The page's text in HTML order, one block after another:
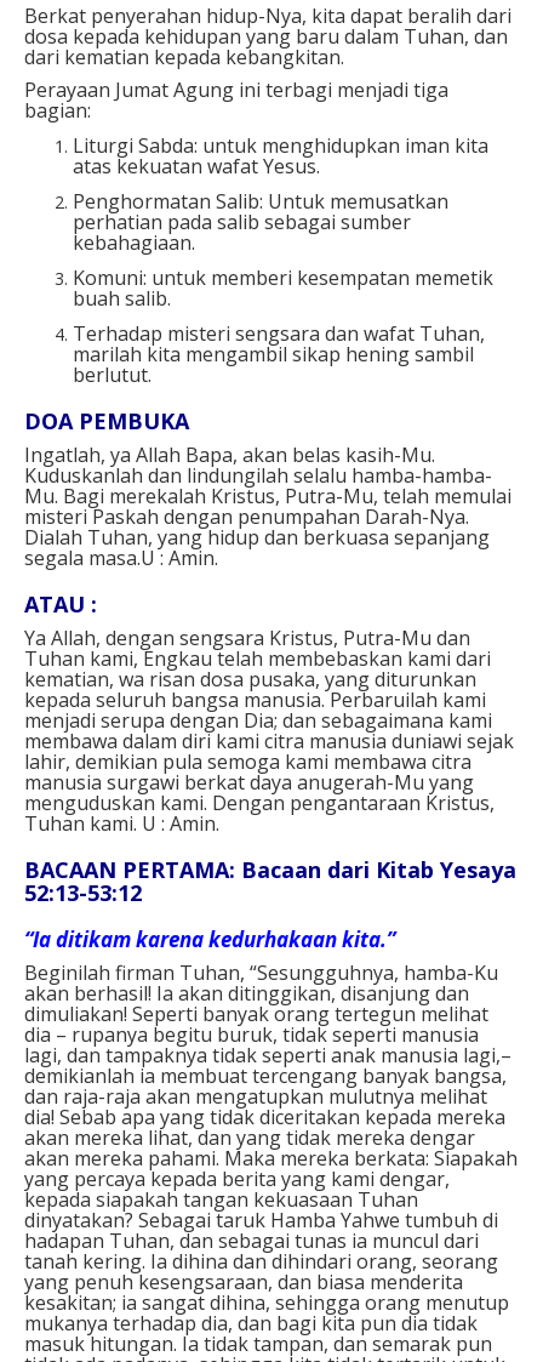
Berkat penyerahan hidup-Nya, kita dapat beralih dari
dosa kepada kehidupan yang baru dalam Tuhan, dan
dari kematian kepada kebangkitan.
Perayaan Jumat Agung ini terbagi menjadi tiga
bagian:
Liturgi Sabda: untuk menghidupkan iman kita
atas kekuatan wafat Yesus.
Penghormatan Salib: Untuk memusatkan
perhatian pada salib sebagai sumber
kebahagiaan.
Komuni: untuk memberi kesempatan memetik
buah salib.
Terhadap misteri sengsara dan wafat Tuhan,
marilah kita mengambil sikap hening sambil
berlutut.
DOA PEMBUKA⁣
Ingatlah, ya Allah Bapa, akan belas kasih-Mu.
Kuduskanlah dan lindungilah selalu hamba-hamba-
Mu. Bagi merekalah Kristus, Putra-Mu, telah memulai
misteri Paskah dengan penumpahan Darah-Nya.
Dialah Tuhan, yang hidup dan berkuasa sepanjang
segala masa.U : Amin.⁣
ATAU : ⁣
Ya Allah, dengan sengsara Kristus, Putra-Mu dan
Tuhan kami, Engkau telah membebaskan kami dari
kematian, wa risan dosa pusaka, yang diturunkan
kepada seluruh bangsa manusia. Perbaruilah kami
menjadi serupa dengan Dia; dan sebagaimana kami
membawa dalam diri kami citra manusia duniawi sejak
lahir, demikian pula semoga kami membawa citra
manusia surgawi berkat daya anugerah-Mu yang
menguduskan kami. Dengan pengantaraan Kristus,
Tuhan kami. U : Amin.⁣
BACAAN PERTAMA: Bacaan dari Kitab Yesaya
52:13-53:12
“Ia ditikam karena kedurhakaan kita.”
Beginilah firman Tuhan, “Sesungguhnya, hamba-Ku
akan berhasil! Ia akan ditinggikan, disanjung dan
dimuliakan! Seperti banyak orang tertegun melihat
dia – rupanya begitu buruk, tidak seperti manusia
lagi, dan tampaknya tidak seperti anak manusia lagi,–
demikianlah ia membuat tercengang banyak bangsa,
dan raja-raja akan mengatupkan mulutnya melihat
dia! Sebab apa yang tidak diceritakan kepada mereka
akan mereka lihat, dan yang tidak mereka dengar
akan mereka pahami. Maka mereka berkata: Siapakah
yang percaya kepada berita yang kami dengar,
kepada siapakah tangan kekuasaan Tuhan
dinyatakan? Sebagai taruk Hamba Yahwe tumbuh di
hadapan Tuhan, dan sebagai tunas ia muncul dari
tanah kering. Ia dihina dan dihindari orang, seorang
yang penuh kesengsaraan, dan biasa menderita
kesakitan; ia sangat dihina, sehingga orang menutup
mukanya terhadap dia, dan bagi kita pun dia tidak
masuk hitungan. Ia tidak tampan, dan semarak pun